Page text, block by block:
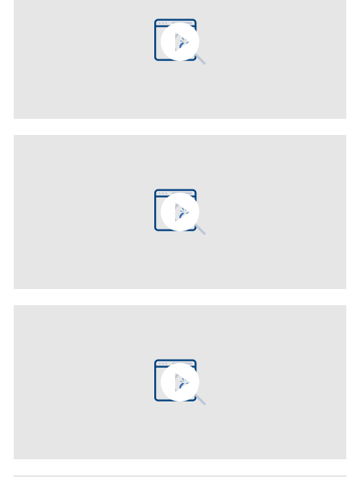
ก
า